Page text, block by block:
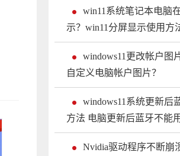
win11系统笔记本电脑
示？win11分屏显示使用方
windows11更改帐户图
自定义电脑帐户图片？
windows11系统更新后
方法 电脑更新后蓝牙不能
Nvidia驱动程序不断崩